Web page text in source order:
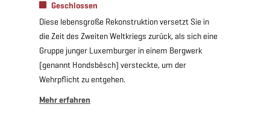
Geschlossen
Diese lebensgroße Rekonstruktion versetzt Sie in
die Zeit des Zweiten Weltkriegs zurück, als sich eine
Gruppe junger Luxemburger in einem Bergwerk
(genannt Hondsbësch) versteckte, um der
Wehrpflicht zu entgehen.
Mehr erfahren